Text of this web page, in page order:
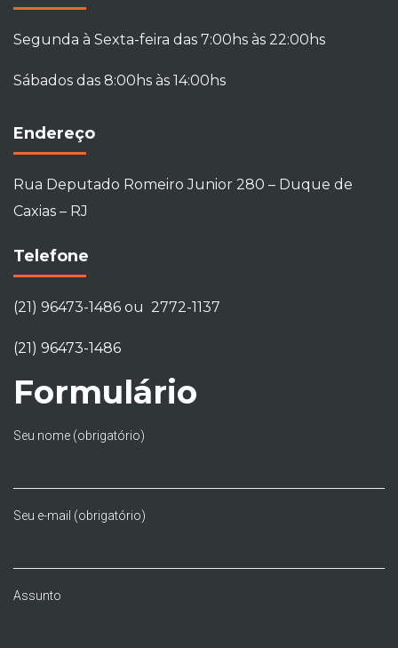
Segunda à Sexta-feira das 7:00hs às 22:00hs
Sábados das 8:00hs às 14:00hs
Endereço
Rua Deputado Romeiro Junior 280 – Duque de
Caxias – RJ
Telefone
(21) 96473-1486 ou 2772-1137
(21) 96473-1486
Formulário
Seu nome (obrigatório)
Seu e-mail (obrigatório)
Assunto